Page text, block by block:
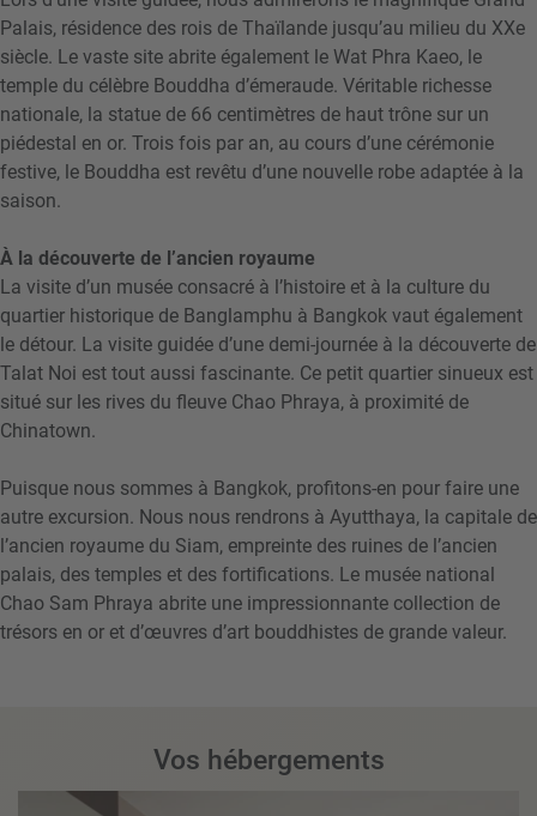
Palais, résidence des rois de Thaïlande jusqu’au milieu du XXe
siècle. Le vaste site abrite également le Wat Phra Kaeo, le
temple du célèbre Bouddha d’émeraude. Véritable richesse
nationale, la statue de 66 centimètres de haut trône sur un
piédestal en or. Trois fois par an, au cours d’une cérémonie
festive, le Bouddha est revêtu d’une nouvelle robe adaptée à la
saison.
À la découverte de l’ancien royaume
La visite d’un musée consacré à l’histoire et à la culture du
quartier historique de Banglamphu à Bangkok vaut également
le détour. La visite guidée d’une demi-journée à la découverte de
Talat Noi est tout aussi fascinante. Ce petit quartier sinueux est
situé sur les rives du fleuve Chao Phraya, à proximité de
Chinatown.
Puisque nous sommes à Bangkok, profitons-en pour faire une
autre excursion. Nous nous rendrons à Ayutthaya, la capitale de
l’ancien royaume du Siam, empreinte des ruines de l’ancien
palais, des temples et des fortifications. Le musée national
Chao Sam Phraya abrite une impressionnante collection de
trésors en or et d’œuvres d’art bouddhistes de grande valeur.
Vos hébergements